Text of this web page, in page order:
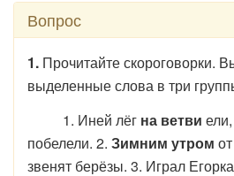
Вопрос
1. Прочитайте скороговорки.
выделенные слова в три
1. Иней лёг на ветви
побелели. 2. Зимним утром
звенят берёзы. 3. Играл